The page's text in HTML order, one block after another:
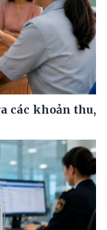
các khoản thu,